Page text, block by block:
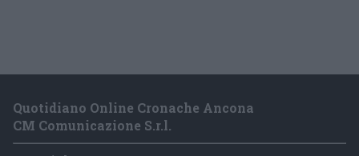
Quotidiano Online Cronache Ancona
CM Comunicazione S.r.l.